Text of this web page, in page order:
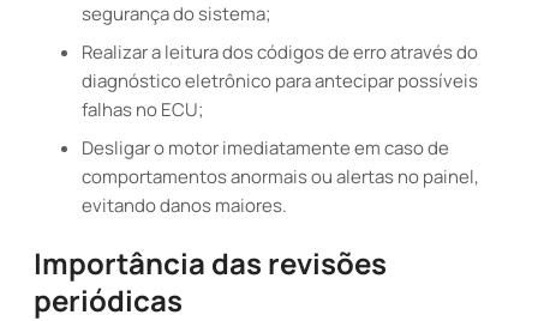
segurança do sistema;
Realizar a leitura dos códigos de erro através do
diagnóstico eletrônico para antecipar possíveis
falhas no ECU;
Desligar o motor imediatamente em caso de
comportamentos anormais ou alertas no painel,
evitando danos maiores.
Importância das revisões
periódicas